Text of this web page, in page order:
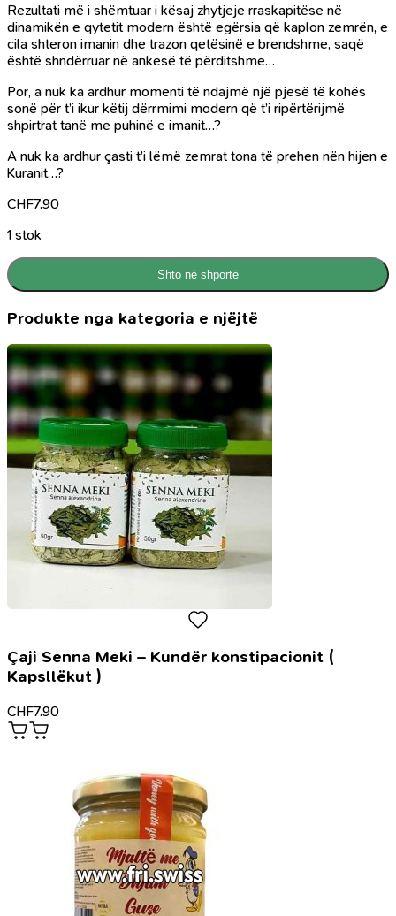
Rezultati më i shëmtuar i kësaj zhytjeje rraskapitëse në
dinamikën e qytetit modern është egërsia që kaplon zemrën, e
cila shteron imanin dhe trazon qetësinë e brendshme, saqë
është shndërruar në ankesë të përditshme…
Por, a nuk ka ardhur momenti të ndajmë një pjesë të kohës
sonë për t’i ikur këtij dërrmimi modern që t’i ripërtërijmë
shpirtrat tanë me puhinë e imanit…?
A nuk ka ardhur çasti t’i lëmë zemrat tona të prehen nën hijen e
Kuranit…?
CHF7.90
1 stok
Shto në shportë
Produkte nga kategoria e njëjtë
Çaji Senna Meki – Kundër konstipacionit (
Kapsllëkut )
CHF7.90